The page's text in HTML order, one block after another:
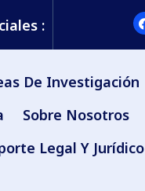
:
De Investigación
Sobre Nosotros
Legal Y Jurídico